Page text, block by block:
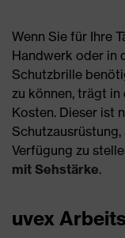
Wenn Sie für Ihre
Handwerk oder in
Schutzbrille
zu können, trägt
Kosten. Dieser ist
Verfügung zu
mit Sehstärke.
uvex